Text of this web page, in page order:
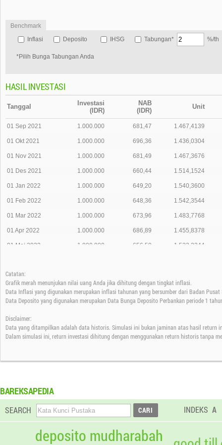
Benchmark
Inflasi
Deposito IHSG Tabungan* %/th
*Pilih Bunga Tabungan Anda
HASIL INVESTASI
Tanggal
Investasi
(IDR)
NAB
(IDR)
Unit
01 Sep 2021 1.000.000 681,47 1.467,4139
01 Okt 2021 1.000.000 696,36 1.436,0304
01 Nov 2021 1.000.000 681,49 1.467,3676
01 Des 2021 1.000.000 660,44 1.514,1524
01 Jan 2022 1.000.000 649,20 1.540,3600
01 Feb 2022 1.000.000 648,36 1.542,3544
01 Mar 2022 1.000.000 673,96 1.483,7768
01 Apr 2022 1.000.000 686,89 1.455,8378
01 Mei 2022 1.000.000 656,50 1.523,2244
01 Jul 2022
01 Agt 2022 1.000.000 629,93 1.587,4659
01 Sep 2022 1.000.000 649,72 1.539,1253
01 Okt 2022
01 Nov 2022 1.000.000 526,79 1.898,2875
01 Mar 2023
01 Apr 2023 1.000.000 440,91 2.268,0607
01 Jun 2023 1.000.000 417,31 2.396,2886
Catatan:
Grafik merah menunjukan nilai uang Anda jika dihitung dengan tingkat inflasi.
Data Inflasi yang digunakan merupakan inflasi tahunan yang bersumber dari Badan
Data Deposito yang digunakan merupakan Data Bunga Deposito Perbankan periode 1
Disclaimer:
Data yang ditampilkan adalah data historis. Simulasi ini bukan jaminan atas hasil return
Dalam simulasi ini, return investasi dihitung dengan menggunakan return historis tanpa
BAREKSAPEDIA
SEARCH INDEKS A
deposito mudharabah